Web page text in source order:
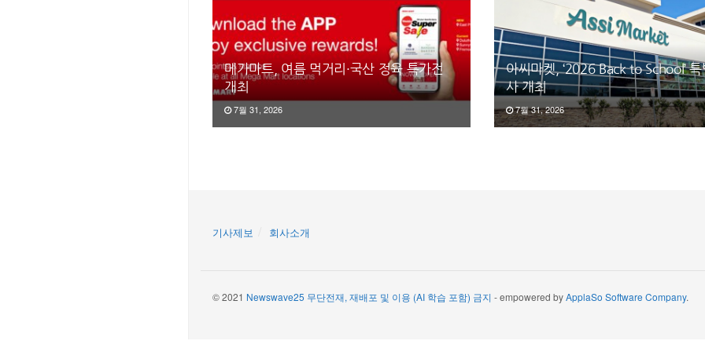
메가마트, 여름 먹거리·국산 정육 특가전
개최
7월 31, 2026
아씨마켓, ‘2026 Back to School’
사 개최
7월 31, 2026
기사제보 회사소개
© 2021 Newswave25 무단전재, 재배포 및 이용 (AI 학습 포함) 금지 - empowered byApplaSo Software Company.